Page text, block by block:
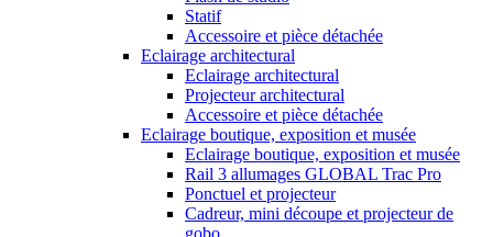
Statif
Accessoire et pièce détachée
Eclairage architectural
Eclairage architectural
Projecteur architectural
Accessoire et pièce détachée
Eclairage boutique, exposition et musée
Eclairage boutique, exposition et musée
Rail 3 allumages GLOBAL Trac Pro
Ponctuel et projecteur
Cadreur, mini découpe et projecteur de
gobo